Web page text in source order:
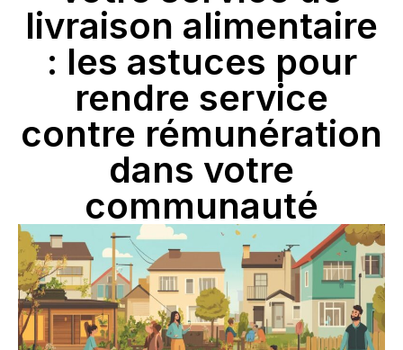
livraison alimentaire
: les astuces pour
rendre service
contre rémunération
dans votre
communauté